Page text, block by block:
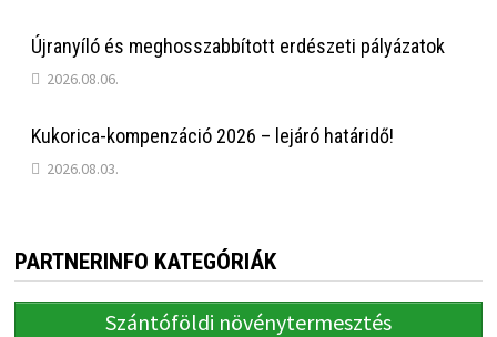
Újranyíló és meghosszabbított erdészeti pályázatok
2026.08.06.
Kukorica-kompenzáció 2026 – lejáró határidő!
2026.08.03.
PARTNERINFO KATEGÓRIÁK
Szántóföldi növénytermesztés